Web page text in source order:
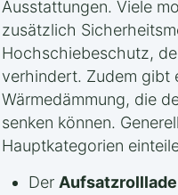
Ausstattungen. Viele
zusätzlich
Hochschiebeschutz,
verhindert. Zudem gibt
Wärmedämmung, die
senken können.
Hauptkategorien
Der